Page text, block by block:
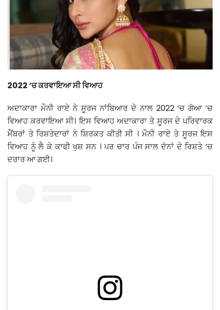
2022 ‘ਚ ਕਰਵਾਇਆ ਸੀ ਵਿਆਹ
ਅਦਾਕਾਰਾ ਮੌਨੀ ਰਾਏ ਨੇ ਸੂਰਜ ਨਾਂਬਿਆਰ ਦੇ ਨਾਲ 2022 ‘ਚ ਗੋਆ ‘ਚ
ਵਿਆਹ ਕਰਵਾਇਆ ਸੀ। ਇਸ ਵਿਆਹ ਅਦਾਕਾਰਾ ਤੇ ਸੂਰਜ ਦੇ ਪਰਿਵਾਰਕ
ਮੈਂਬਰਾਂ ਤੇ ਰਿਸ਼ਤੇਦਾਰਾਂ ਨੇ ਸ਼ਿਰਕਤ ਕੀਤੀ ਸੀ । ਮੌਨੀ ਰਾਏ ਤੇ ਸੂਰਜ ਇਸ
ਵਿਆਹ ਨੂੰ ਲੈ ਕੇ ਕਾਫੀ ਖੁਸ਼ ਸਨ । ਪਰ ਚਾਰ ਪੰਜ ਸਾਲ ਦੋਨਾਂ ਦੇ ਰਿਸ਼ਤੇ ‘ਚ
ਦਰਾਰ ਆ ਗਈ।